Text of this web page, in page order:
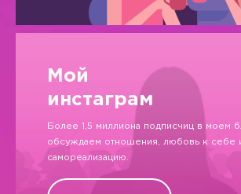
Мой
инстаграм
Более 1,5 миллиона подписчиц в моем
обсуждаем отношения, любовь к себе
самореализацию.